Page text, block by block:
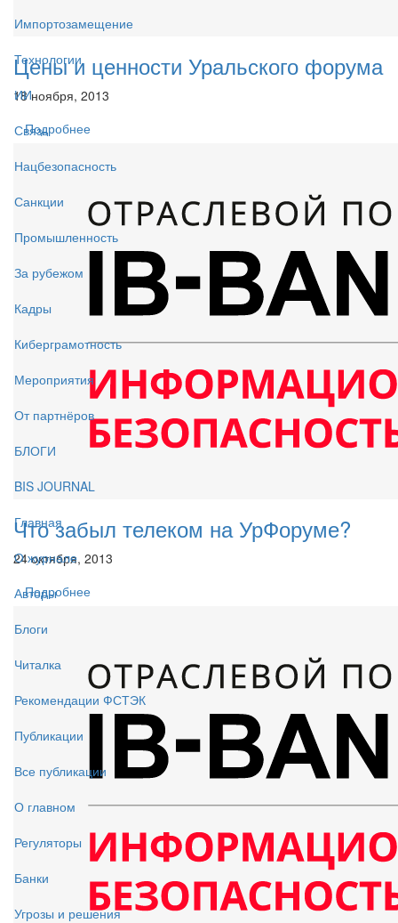
Импортозамещение
Технологии
ИИ
Связь
Нацбезопасность
Санкции
Промышленность
За рубежом
Кадры
Киберграмотность
Мероприятия
От партнёров
БЛОГИ
BIS JOURNAL
Главная
О журнале
Авторы
Блоги
Читалка
Рекомендации ФСТЭК
Публикации
Все публикации
О главном
Регуляторы
Банки
Угрозы и решения
Цены и ценности Уральского форума
18 ноября, 2013
Подробнее
Что забыл телеком на УрФоруме?
24 октября, 2013
Подробнее